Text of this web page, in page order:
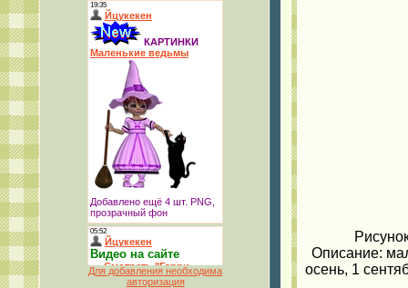
Для добавления необходима
авторизация
Описание:
осень, 1